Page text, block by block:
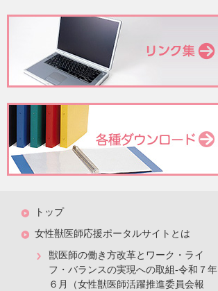
た多染性赤血球の減少とそれを貪食し
NRIMA の診断基準は明確化されてお
ットとなる赤血球系細胞のステージが
場合もあり，溶血所見を伴うことも
質問2に対する解答と解説：
NRIMA 罹患犬のHCT 値の中央値は
床徴候を示さない症例にもしばしば遭
状赤血球の増加を認めるようになる
NRIMA の治療反応性は症例によって
トップ
女性獣医師応援ポータルサイトとは
獣医師の働き方改革とワーク・ライ
フ・バランスの実現への取組-令和７年
６月（女性獣医師活躍推進委員会報